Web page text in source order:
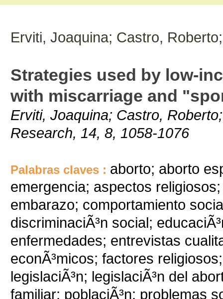
Erviti, Joaquina; Castro,
Strategies used by low-
with miscarriage and
Erviti, Joaquina; Castro,
Research, 14, 8, 1058-1076
Palabras claves : aborto; aborto
emergencia; aspectos
embarazo; comportamiento
discriminaciÃ³n social;
enfermedades; entrevistas
econÃ³micos; factores
legislaciÃ³n; legislaciÃ³n del
familiar; poblaciÃ³n; problemas